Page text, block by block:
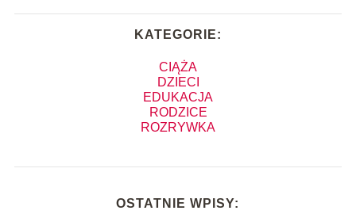
KATEGORIE:
CIĄŻA
DZIECI
EDUKACJA
RODZICE
ROZRYWKA
OSTATNIE WPISY: